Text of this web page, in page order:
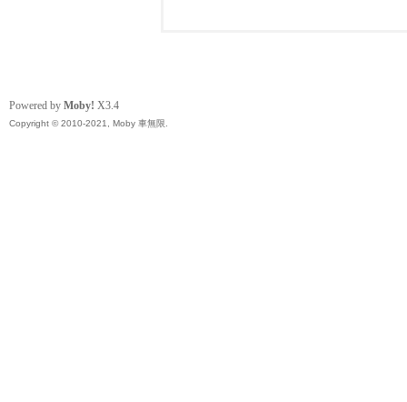
Powered by Moby! X3.4
Copyright © 2010-2021, Moby 車無限.